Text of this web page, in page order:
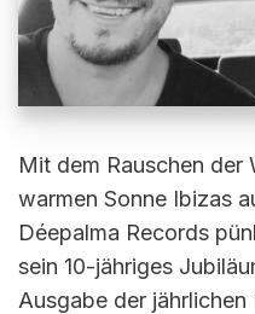
Mit dem Rauschen der
warmen Sonne Ibizas
Déepalma Records
sein 10-jähriges
Ausgabe der